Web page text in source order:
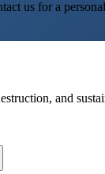
us for a
and